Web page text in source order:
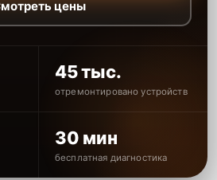
цены
45 тыс.
отремонтировано устройств
30 мин
бесплатная диагностика